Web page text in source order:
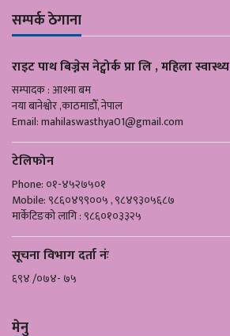
सम्पर्क ठेगाना
राइट पाथ बिज्नेस नेट्वोर्क प्रा लि , महिला स्वास्थ्य
सम्पादक : आश्मा बम
नया बानेश्वोर ,काठमाडौँ, नेपाल
Email:mahilaswasthya01@gmail.com
टेलिफोन
Phone: ०१-४५२७५०१
Mobile: ९८६०४९९००५ , ९८४९३०५६८७
मार्केटिङको लागि : ९८६०१०३३२५
सूचना विभाग दर्ता नंः
६९४ /०७४- ७५
मेनु